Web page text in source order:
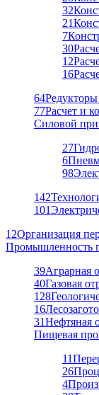
32
21
7
30
12
16
64
77Расчет и
Силовой
27
6
98
142
101
12Организация
Промышленность
39Аграрная
40Газовая
128
16
31Нефтяная
Пищевая
11
26
4